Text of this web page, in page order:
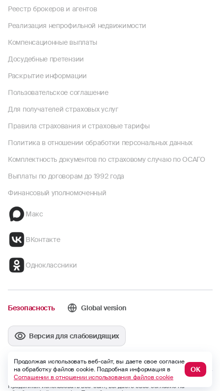
Реестр брокеров и агентов
Реализация непрофильной недвижимости
Компенсационные выплаты
Досудебные претензии
Раскрытие информации
Пользовательское соглашение
Для получателей страховых услуг
Правила страхования и страховые тарифы
Политика в отношении обработки персональных данных
Комплектность документов по страховому случаю по ОСАГО
Выплаты по договорам до 1992 года
Финансовый уполномоченный
Макс
ВКонтакте
Одноклассники
Безопасность Global version
Версия для слабовидящих
Продолжая использовать веб-сайт, вы даете свое согласие на
Продолжая использовать веб-сайт, вы даете свое согласие
на обработку файлов cookie. Подробная информация в
Соглашении в отношении использования файлов cookie
ОК